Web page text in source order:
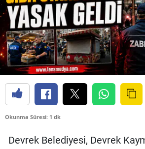
Okunma Süresi: 1 dk
Devrek Belediyesi, Devrek